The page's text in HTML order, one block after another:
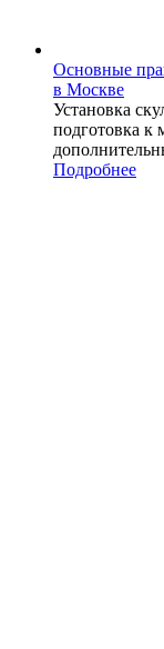
Основные
в Москве
Установка
подготовка к
Подробнее